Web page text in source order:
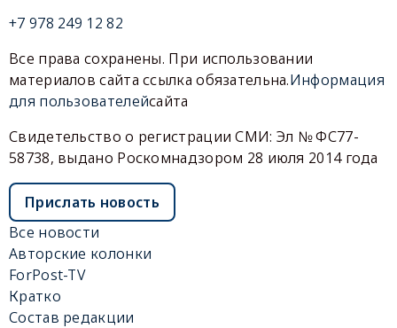
+7 978 249 12 82
Все права сохранены. При использовании
материалов сайта ссылка обязательна.Информация
для пользователейсайта
Свидетельство о регистрации СМИ: Эл № ФС77-
58738, выдано Роскомнадзором 28 июля 2014 года
Прислать новость
Все новости
Авторские колонки
ForPost-TV
Кратко
Состав редакции